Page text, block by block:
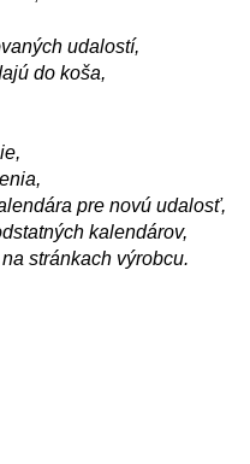
udalostí,
do koša,
pre novú udalosť,
kalendárov,
stránkach výrobcu.